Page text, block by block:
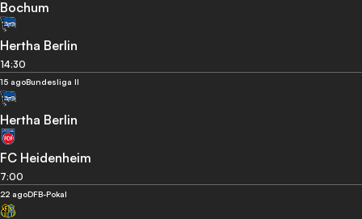
Bochum
Hertha Berlin
14:30
15 agoBundesliga II
Hertha Berlin
FC Heidenheim
7:00
22 agoDFB-Pokal